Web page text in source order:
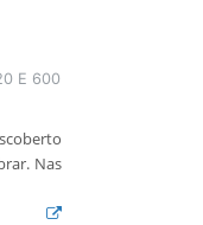
E 600
Nas